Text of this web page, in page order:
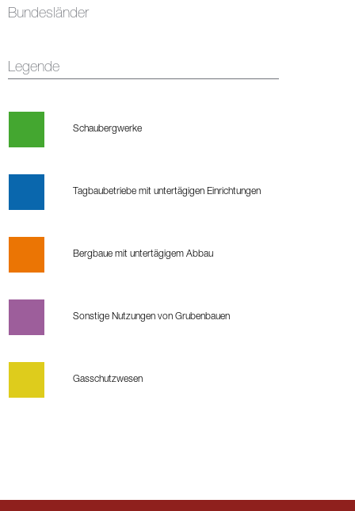
Bundesländer
Legende
Schaubergwerke
Tagbaubetriebe mit untertägigen Einrichtungen
Bergbaue mit untertägigem Abbau
Sonstige Nutzungen von Grubenbauen
Gasschutzwesen